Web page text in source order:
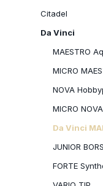
Citadel
Da Vinci
MAESTRO
MICRO
NOVA
MICRO
Da Vinci
JUNIOR
FORTE